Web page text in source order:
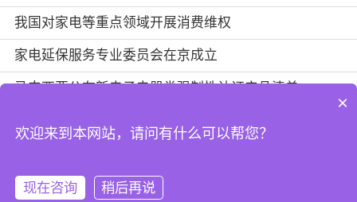
我国对家电等重点领域开展消费维权
家电延保服务专业委员会在京成立
马来西亚公布新电子电器类强制性认证产品清单
@2024-2025东莞市鑫腾达新材料科技有限公司
×
欢迎来到本网站，请问有什么可以帮您？
现在咨询 稍后再说